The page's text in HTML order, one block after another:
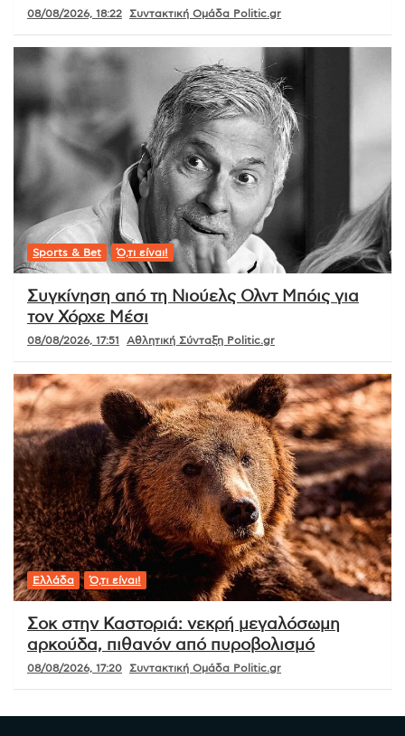
08/08/2026, 18:22 Συντακτική Ομάδα Politic.gr
Sports & Bet Ό,τι είναι!
Συγκίνηση από τη Νιούελς Ολντ Μπόις για
τον Χόρχε Μέσι
08/08/2026, 17:51 Αθλητική Σύνταξη Politic.gr
Ελλάδα Ό,τι είναι!
Σοκ στην Καστοριά: νεκρή μεγαλόσωμη
αρκούδα, πιθανόν από πυροβολισμό
08/08/2026, 17:20 Συντακτική Ομάδα Politic.gr